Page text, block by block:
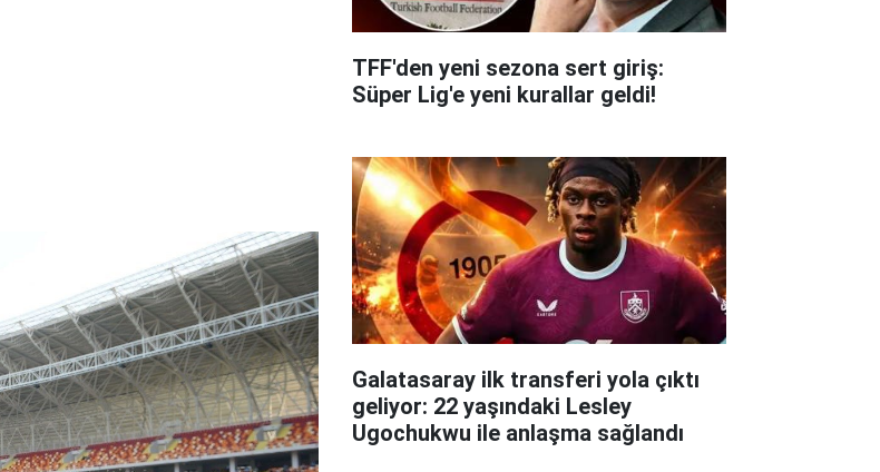
TFF'den yeni sezona sert giriş:
Süper Lig'e yeni kurallar geldi!
Galatasaray ilk transferi yola çıktı
geliyor: 22 yaşındaki Lesley
Ugochukwu ile anlaşma sağlandı